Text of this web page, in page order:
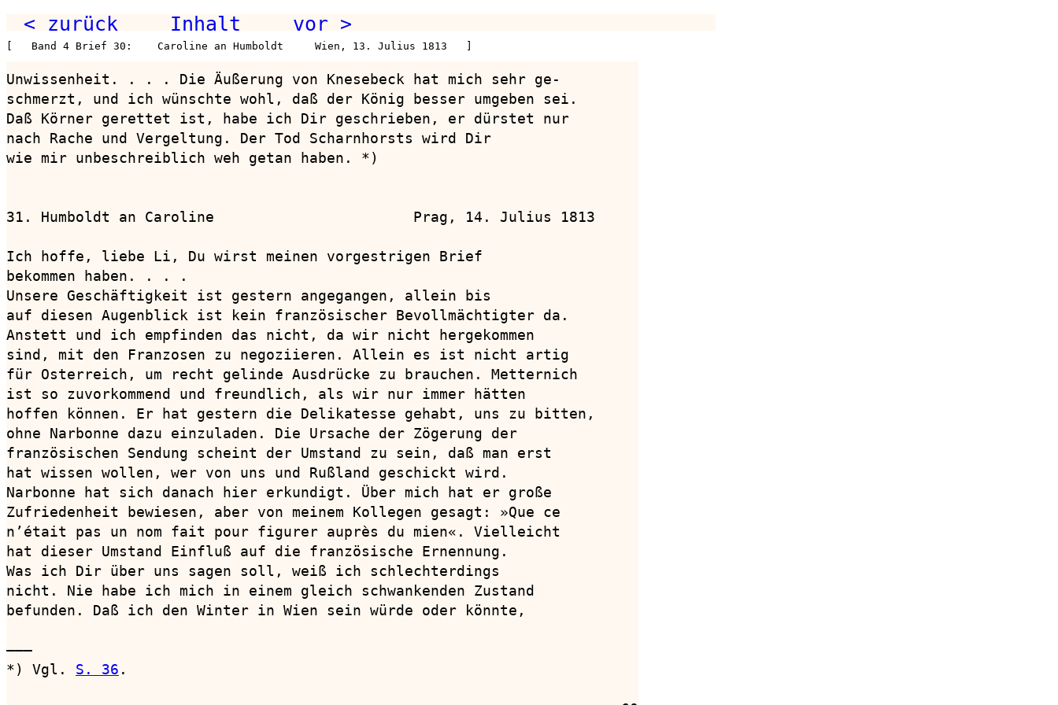
< zurück Inhalt vor >
[   Band 4 Brief 30:    Caroline an Humboldt     Wien, 13. Julius 1813   ]
Unwissenheit. . . . Die Äußerung von Knesebeck hat mich sehr ge-
schmerzt, und ich wünschte wohl, daß der König besser umgeben sei.
Daß Körner gerettet ist, habe ich Dir geschrieben, er dürstet nur
nach Rache und Vergeltung. Der Tod Scharnhorsts wird Dir
wie mir unbeschreiblich weh getan haben. *)
31. Humboldt an Caroline                       Prag, 14. Julius 1813
Ich hoffe, liebe Li, Du wirst meinen vorgestrigen Brief
bekommen haben. . . .
Unsere Geschäftigkeit ist gestern angegangen, allein bis
auf diesen Augenblick ist kein französischer Bevollmächtigter da.
Anstett und ich empfinden das nicht, da wir nicht hergekommen
sind, mit den Franzosen zu negoziieren. Allein es ist nicht artig
für Osterreich, um recht gelinde Ausdrücke zu brauchen. Metternich
ist so zuvorkommend und freundlich, als wir nur immer hätten
hoffen können. Er hat gestern die Delikatesse gehabt, uns zu bitten,
ohne Narbonne dazu einzuladen. Die Ursache der Zögerung der
französischen Sendung scheint der Umstand zu sein, daß man erst
hat wissen wollen, wer von uns und Rußland geschickt wird.
Narbonne hat sich danach hier erkundigt. Über mich hat er große
Zufriedenheit bewiesen, aber von meinem Kollegen gesagt: »Que ce
n’était pas un nom fait pour figurer auprès du mien«. Vielleicht
hat dieser Umstand Einfluß auf die französische Ernennung.
Was ich Dir über uns sagen soll, weiß ich schlechterdings
nicht. Nie habe ich mich in einem gleich schwankenden Zustand
befunden. Daß ich den Winter in Wien sein würde oder könnte,
———
*) Vgl. S. 36 .